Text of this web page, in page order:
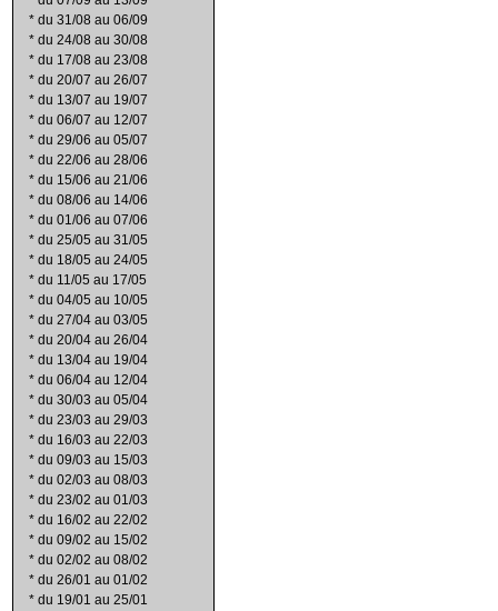
* du 31/08 au 06/09
* du 24/08 au 30/08
* du 17/08 au 23/08
* du 20/07 au 26/07
* du 13/07 au 19/07
* du 06/07 au 12/07
* du 29/06 au 05/07
* du 22/06 au 28/06
* du 15/06 au 21/06
* du 08/06 au 14/06
* du 01/06 au 07/06
* du 25/05 au 31/05
* du 18/05 au 24/05
* du 11/05 au 17/05
* du 04/05 au 10/05
* du 27/04 au 03/05
* du 20/04 au 26/04
* du 13/04 au 19/04
* du 06/04 au 12/04
* du 30/03 au 05/04
* du 23/03 au 29/03
* du 16/03 au 22/03
* du 09/03 au 15/03
* du 02/03 au 08/03
* du 23/02 au 01/03
* du 16/02 au 22/02
* du 09/02 au 15/02
* du 02/02 au 08/02
* du 26/01 au 01/02
* du 19/01 au 25/01